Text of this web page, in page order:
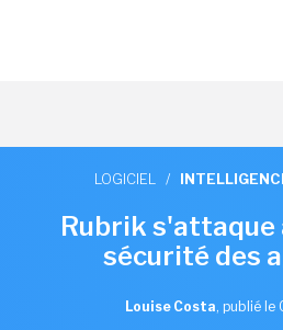
LOGICIEL /
Rubrik s'attaque
sécurité des
Louise Costa, publié le